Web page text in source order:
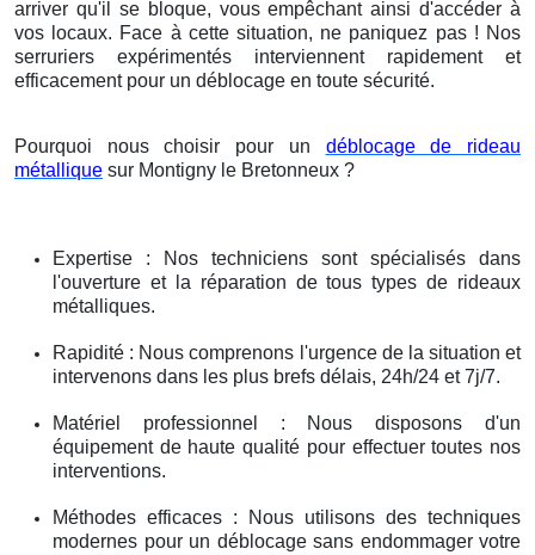
arriver qu'il se bloque, vous empêchant ainsi d'accéder à
vos locaux. Face à cette situation, ne paniquez pas ! Nos
serruriers expérimentés interviennent rapidement et
efficacement pour un déblocage en toute sécurité.
Pourquoi nous choisir pour un déblocage de rideau
métallique sur Montigny le Bretonneux ?
Expertise : Nos techniciens sont spécialisés dans
l'ouverture et la réparation de tous types de rideaux
métalliques.
Rapidité : Nous comprenons l'urgence de la situation et
intervenons dans les plus brefs délais, 24h/24 et 7j/7.
Matériel professionnel : Nous disposons d'un
équipement de haute qualité pour effectuer toutes nos
interventions.
Méthodes efficaces : Nous utilisons des techniques
modernes pour un déblocage sans endommager votre